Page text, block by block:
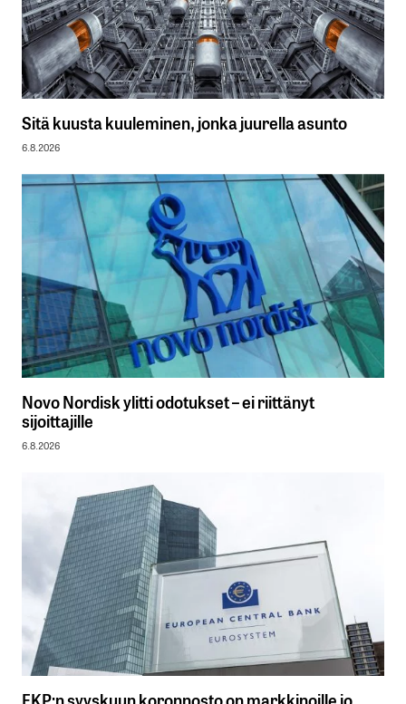
Sitä kuusta kuuleminen, jonka juurella asunto
6.8.2026
Novo Nordisk ylitti odotukset – ei riittänyt
sijoittajille
6.8.2026